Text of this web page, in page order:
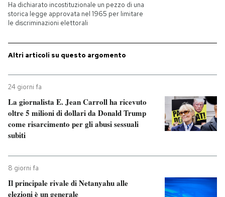
Ha dichiarato incostituzionale un pezzo di una
storica legge approvata nel 1965 per limitare
le discriminazioni elettorali
Altri articoli su questo argomento
24 giorni fa
La giornalista E. Jean Carroll ha ricevuto
oltre 5 milioni di dollari da Donald Trump
come risarcimento per gli abusi sessuali
subiti
8 giorni fa
Il principale rivale di Netanyahu alle
elezioni è un generale